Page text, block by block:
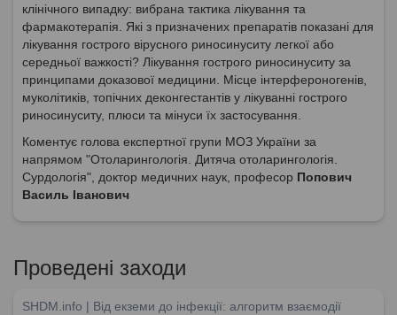
клінічного випадку: вибрана тактика лікування та
фармакотерапія. Які з призначених препаратів показані для
лікування гострого вірусного риносинуситу легкої або
середньої важкості? Лікування гострого риносинуситу за
принципами доказової медицини. Місце інтерфероногенів,
муколітиків, топічних деконгестантів у лікуванні гострого
риносинуситу, плюси та мінуси їх застосування.
Коментує голова експертної групи МОЗ України за
напрямом "Отоларингологія. Дитяча отоларингологія.
Сурдологія", доктор медичних наук, професор Попович
Василь Іванович
Проведені заходи
SHDM.info | Від екземи до інфекції: алгоритм взаємодії